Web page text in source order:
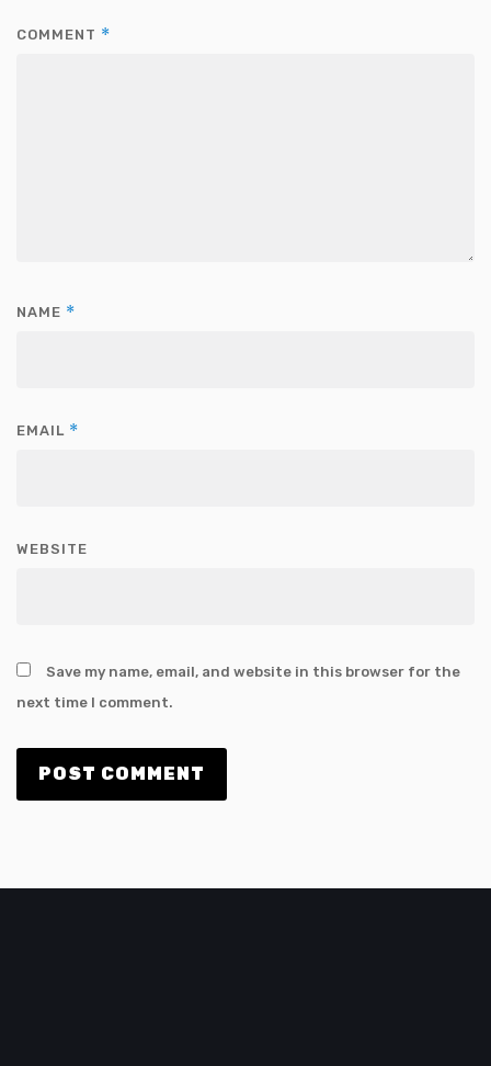
COMMENT *
NAME *
EMAIL *
WEBSITE
Save my name, email, and website in this browser for the
next time I comment.